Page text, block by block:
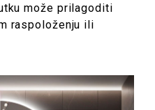
može prilagoditi
raspoloženju ili